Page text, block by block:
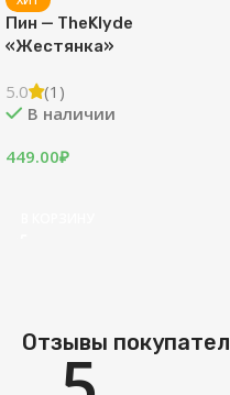
Пин — TheKlyde
«Жестянка»
5.0
(1)
В наличии
449.00₽
Отзывы